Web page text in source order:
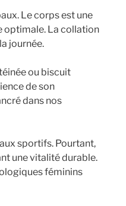
Le corps est une
optimale. La collation
journée.
ou biscuit
de son
dans nos
sportifs. Pourtant,
une vitalité durable.
féminins